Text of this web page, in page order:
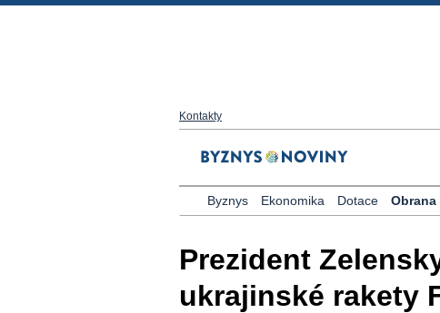
Kontakty
Byznys Ekonomika Dotace Obrana
Prezident
ukrajinské rakety